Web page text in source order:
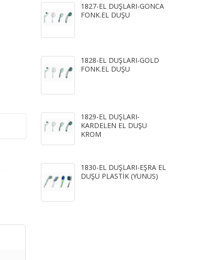
1827-EL DUŞLARI-GONCA
FONK.EL DUŞU
1828-EL DUŞLARI-GOLD
FONK.EL DUŞU
1829-EL DUŞLARI-
KARDELEN EL DUŞU
KROM
1830-EL DUŞLARI-EŞRA EL
DUŞU PLASTİK (YUNUS)